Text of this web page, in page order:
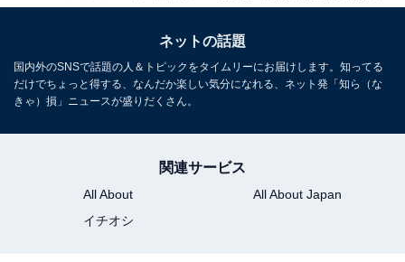
ネットの話題
国内外のSNSで話題の人＆トピックをタイムリーにお届けします。知ってる
だけでちょっと得する、なんだか楽しい気分になれる、ネット発「知ら（な
きゃ）損」ニュースが盛りだくさん。
関連サービス
All About
All About Japan
イチオシ